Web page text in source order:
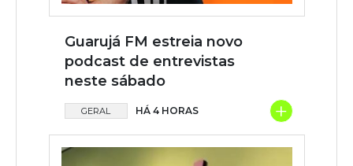
Guarujá FM estreia novo
podcast de entrevistas
neste sábado
GERAL HÁ 4 HORAS +